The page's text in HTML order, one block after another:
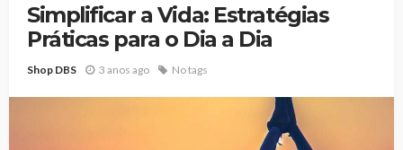
Simplificar a Vida: Estratégias
Práticas para o Dia a Dia
Shop DBS 3 anos ago No tags